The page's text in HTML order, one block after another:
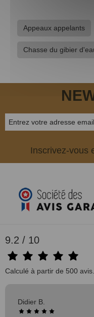
Appeaux appelants
Chasse du gibier
Inscrivez-vous
9.2 / 10
Calculé à partir de 500 avis.
Didier B.